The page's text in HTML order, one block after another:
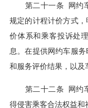
第二十一条 网约车
规定的计程计价方式
价体系和乘客投诉处
息。在提供网约车服
和服务评价结果，以及
第二十二条 网约车
得侵害乘客合法权益和